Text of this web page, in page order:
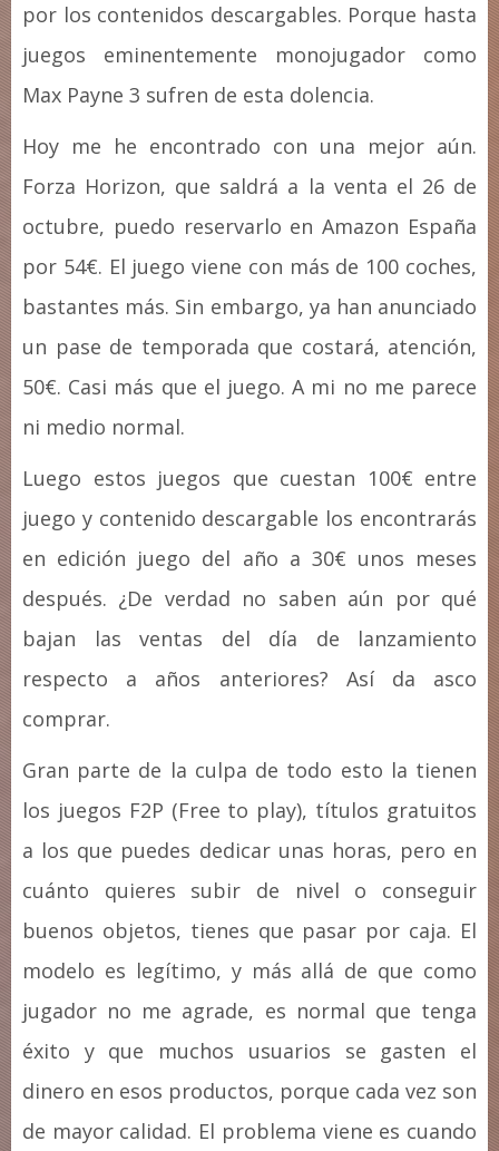
por los contenidos descargables. Porque hasta
juegos eminentemente monojugador como
Max Payne 3 sufren de esta dolencia.
Hoy me he encontrado con una mejor aún.
Forza Horizon, que saldrá a la venta el 26 de
octubre, puedo reservarlo en Amazon España
por 54€. El juego viene con más de 100 coches,
bastantes más. Sin embargo, ya han anunciado
un pase de temporada que costará, atención,
50€. Casi más que el juego. A mi no me parece
ni medio normal.
Luego estos juegos que cuestan 100€ entre
juego y contenido descargable los encontrarás
en edición juego del año a 30€ unos meses
después. ¿De verdad no saben aún por qué
bajan las ventas del día de lanzamiento
respecto a años anteriores? Así da asco
comprar.
Gran parte de la culpa de todo esto la tienen
los juegos F2P (Free to play), títulos gratuitos
a los que puedes dedicar unas horas, pero en
cuánto quieres subir de nivel o conseguir
buenos objetos, tienes que pasar por caja. El
modelo es legítimo, y más allá de que como
jugador no me agrade, es normal que tenga
éxito y que muchos usuarios se gasten el
dinero en esos productos, porque cada vez son
de mayor calidad. El problema viene es cuando